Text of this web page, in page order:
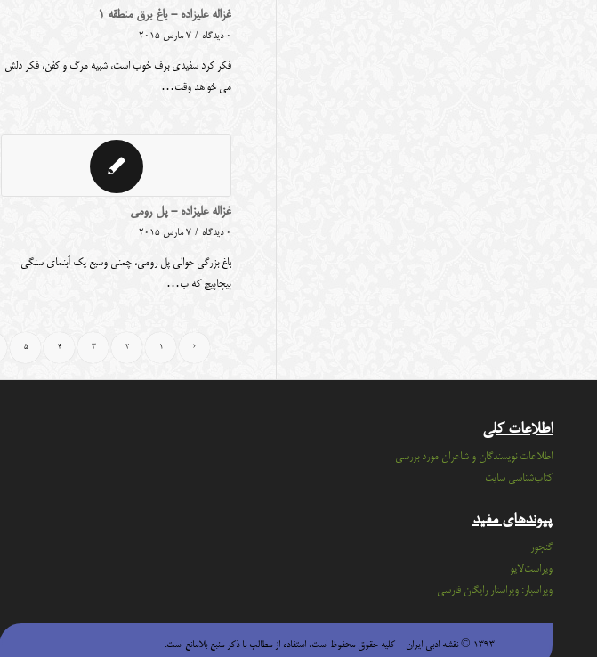
غزاله علیزاده - باغ برق منطقه ۱
0 دیدگاه / 7 مارس 2015
فکر کرد سفیدی برف خوب است، شبیه مرگ و کفن، فکر دلش
می خواهد وقت…
غزاله علیزاده - پل رومی
0 دیدگاه / 7 مارس 2015
باغ بزرگی حوالی پل رومی، چمنی وسیع یک آبنمای سنگی
پیچاپیچ که ب…
‹
1
2
3
4
5
اطلاعات کلی
اطلاعات نویسندگان و شاعران مورد بررسی
کتاب‌شناسی سایت
پیوندهای مفید
گنجور
ویراست‌لایو
ویراسباز: ویراستار رایگان فارسی
۱۳۹۳ © نقشه ادبی ایران - كليه حقوق محفوظ است، استفاده از مطالب با ذكر منبع بلامانع است.